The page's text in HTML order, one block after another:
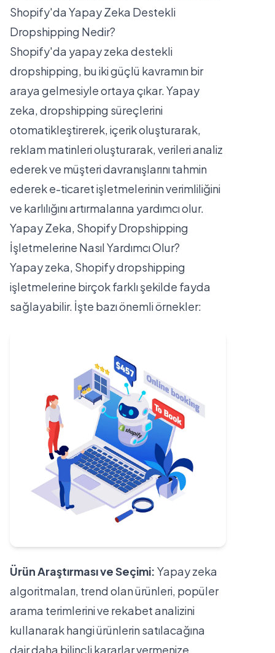
Shopify'da Yapay Zeka Destekli
Dropshipping Nedir?
Shopify'da yapay zeka destekli
dropshipping, bu iki güçlü kavramın bir
araya gelmesiyle ortaya çıkar. Yapay
zeka, dropshipping süreçlerini
otomatikleştirerek, içerik oluşturarak,
reklam matinleri oluşturarak, verileri analiz
ederek ve müşteri davranışlarını tahmin
ederek e-ticaret işletmelerinin verimliliğini
ve karlılığını artırmalarına yardımcı olur.
Yapay Zeka, Shopify Dropshipping
İşletmelerine Nasıl Yardımcı Olur?
Yapay zeka, Shopify dropshipping
işletmelerine birçok farklı şekilde fayda
sağlayabilir. İşte bazı önemli örnekler:
Ürün Araştırması ve Seçimi: Yapay zeka
algoritmaları, trend olan ürünleri, popüler
arama terimlerini ve rekabet analizini
kullanarak hangi ürünlerin satılacağına
dair daha bilinçli kararlar vermenize